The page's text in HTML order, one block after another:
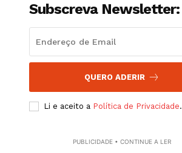
Subscreva Newsletter:
QUERO ADERIR
Li e aceito a Política de Privacidade.
PUBLICIDADE • CONTINUE A LER